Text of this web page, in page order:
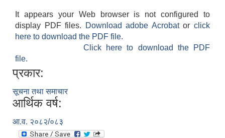
It appears your Web browser is not configured to
display PDF files.
Download adobe Acrobatorclick
here to download the PDF file.
Click here to download the PDF
file.
प्रकार:
सूचना तथा समाचार
आर्थिक वर्ष:
आ.व. २०८२/०८३